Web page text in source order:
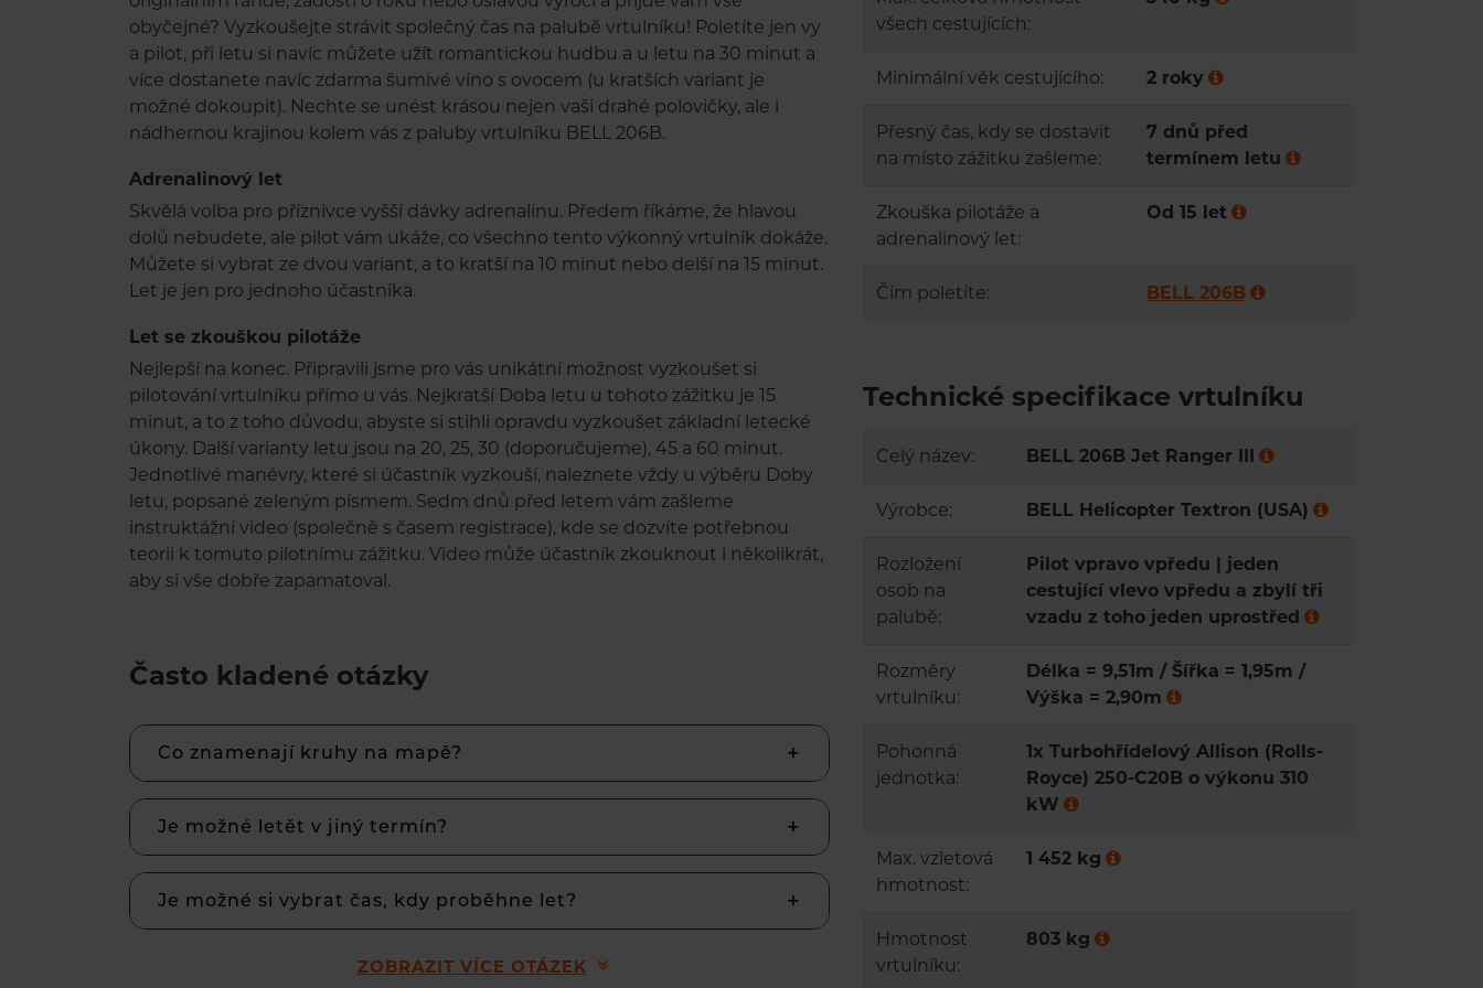
obyčejné? Vyzkoušejte strávit společný čas na palubě vrtulníku! Poletíte jen vy
a pilot, při letu si navíc můžete užít romantickou hudbu a u letu na 30 minut a
více dostanete navíc zdarma šumivé víno s ovocem (u kratších variant je
možné dokoupit). Nechte se unést krásou nejen vaši drahé polovičky, ale i
nádhernou krajinou kolem vás z paluby vrtulníku BELL 206B.
Adrenalinový let
Skvělá volba pro příznivce vyšší dávky adrenalinu. Předem říkáme, že hlavou
dolů nebudete, ale pilot vám ukáže, co všechno tento výkonný vrtulník dokáže.
Můžete si vybrat ze dvou variant, a to kratší na 10 minut nebo delší na 15 minut.
Let je jen pro jednoho účastníka.
Let se zkouškou pilotáže
Nejlepší na konec. Připravili jsme pro vás unikátní možnost vyzkoušet si
pilotování vrtulníku přímo u vás. Nejkratší Doba letu u tohoto zážitku je 15
minut, a to z toho důvodu, abyste si stihli opravdu vyzkoušet základní letecké
úkony. Další varianty letu jsou na 20, 25, 30 (doporučujeme), 45 a 60 minut.
Jednotlivé manévry, které si účastník vyzkouší, naleznete vždy u výběru Doby
letu, popsané zeleným písmem. Sedm dnů před letem vám zašleme
instruktážní video (společně s časem registrace), kde se dozvíte potřebnou
teorii k tomuto pilotnímu zážitku. Video může účastník zkouknout i několikrát,
aby si vše dobře zapamatoval.
Často kladené otázky
Co znamenají kruhy na mapě?
Je možné letět v jiný termín?
Je možné si vybrat čas, kdy proběhne let?
ZOBRAZIT VÍCE OTÁZEK
všech cestujících:
Minimální věk cestujícího: 2 roky
Přesný čas, kdy se dostavit
na místo zážitku zašleme:
7 dnů před
termínem letu
Zkouška pilotáže a
adrenalinový let:
Od 15 let
Čím poletíte: BELL 206B
Technické specifikace vrtulníku
Celý název: BELL 206B Jet Ranger III
Výrobce: BELL Helicopter Textron (USA)
Rozložení
osob na
palubě:
Pilot vpravo vpředu | jeden
cestující vlevo vpředu a zbylí tři
vzadu z toho jeden uprostřed
Rozměry
vrtulníku:
Délka = 9,51m / Šířka = 1,95m /
Výška = 2,90m
Pohonná
jednotka:
1x Turbohřídelový Allison (Rolls-
Royce) 250-C20B o výkonu 310
kW
Max. vzletová
hmotnost:
1 452 kg
Hmotnost
vrtulníku:
803 kg